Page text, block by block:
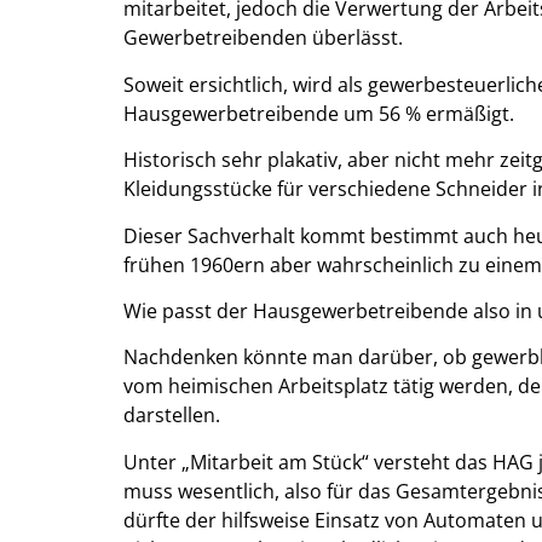
mitarbeitet, jedoch die Verwertung der
Gewerbetreibenden überlässt.
Soweit ersichtlich, wird als
Hausgewerbetreibende um 56 % ermäßigt.
Historisch sehr plakativ, aber nicht mehr
Kleidungsstücke für verschiedene
Dieser Sachverhalt kommt bestimmt auch
frühen 1960ern aber wahrscheinlich zu
Wie passt der Hausgewerbetreibende also
Nachdenken könnte man darüber, ob
vom heimischen Arbeitsplatz tätig werden,
darstellen.
Unter „Mitarbeit am Stück“ versteht das
muss wesentlich, also für das
dürfte der hilfsweise Einsatz von Automaten